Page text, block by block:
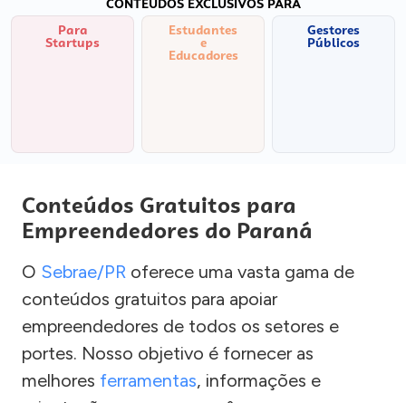
CONTEÚDOS EXCLUSIVOS PARA
Para
Startups
Estudantes
e
Educadores
Gestores
Públicos
Conteúdos Gratuitos para
Empreendedores do Paraná
O Sebrae/PR oferece uma vasta gama de
conteúdos gratuitos para apoiar
empreendedores de todos os setores e
portes. Nosso objetivo é fornecer as
melhores ferramentas, informações e